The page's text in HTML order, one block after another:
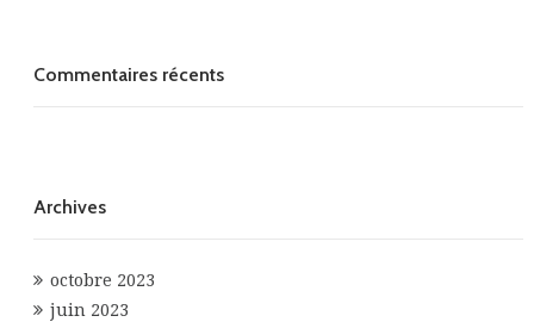
Commentaires récents
Archives
octobre 2023
juin 2023